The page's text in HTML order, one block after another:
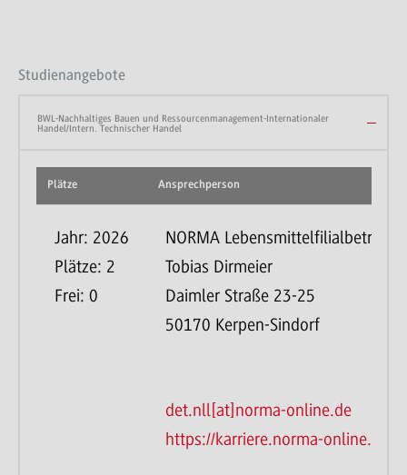
Studienangebote
BWL-Nachhaltiges Bauen und Ressourcenmanagement-Internationaler
Handel/Intern. Technischer Handel
Plätze Ansprechperson
Jahr: 2026
Plätze: 2
Frei: 0
NORMA Lebensmittelfilialbetrieb
Tobias Dirmeier
Daimler Straße 23-25
50170 Kerpen-Sindorf
det.nll[at]norma-online.de
https://karriere.norma-online.de/